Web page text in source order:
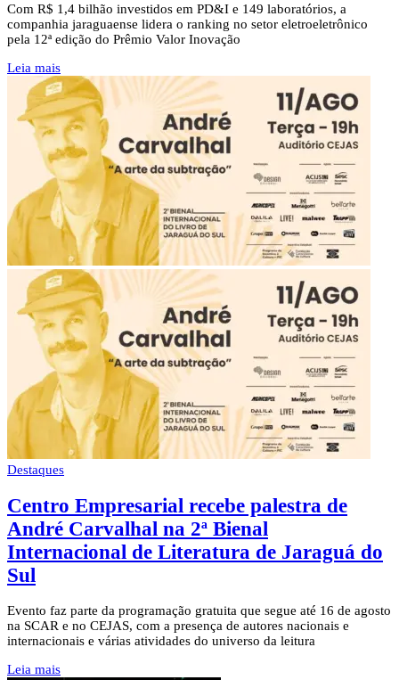
Com R$ 1,4 bilhão investidos em PD&I e 149 laboratórios, a
companhia jaraguaense lidera o ranking no setor eletroeletrônico
pela 12ª edição do Prêmio Valor Inovação
Leia mais
Destaques
Centro Empresarial recebe palestra de
André Carvalhal na 2ª Bienal
Internacional de Literatura de Jaraguá do
Sul
Evento faz parte da programação gratuita que segue até 16 de agosto
na SCAR e no CEJAS, com a presença de autores nacionais e
internacionais e várias atividades do universo da leitura
Leia mais